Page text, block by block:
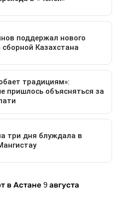
в Астане 9 августа